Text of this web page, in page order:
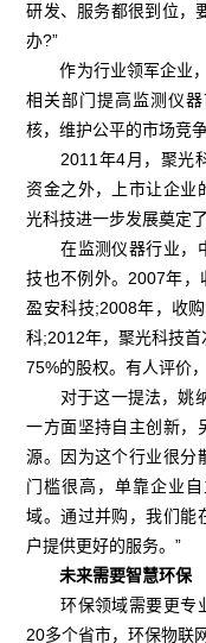
研发、服务都很到位，
办?”
作为行业领军企业，
相关部门提高监测仪
核，维护公平的市场竞争
2011年4月，聚光科
资金之外，上市让企业
光科技进一步发展奠定了
在监测仪器行业，中
技也不例外。2007年
盈安科技;2008年，收
科;2012年，聚光科技
75%的股权。有人评价
对于这一提法，姚纳
一方面坚持自主创新，
源。因为这个行业很分
门槛很高，单靠企业
域。通过并购，我们能
户提供更好的服务。”
未来需要智慧环保
环保领域需要更专业
20多个省市，环保物联